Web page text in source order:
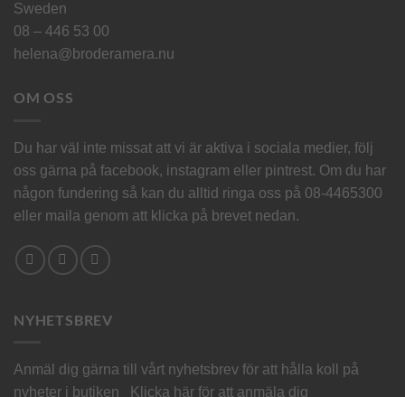
Sweden
08 – 446 53 00
helena@broderamera.nu
OM OSS
Du har väl inte missat att vi är aktiva i sociala medier, följ
oss gärna på facebook, instagram eller pintrest. Om du har
någon fundering så kan du alltid ringa oss på 08-4465300
eller maila genom att klicka på brevet nedan.
NYHETSBREV
Anmäl dig gärna till vårt nyhetsbrev för att hålla koll på
nyheter i butiken
Klicka här för att anmäla dig